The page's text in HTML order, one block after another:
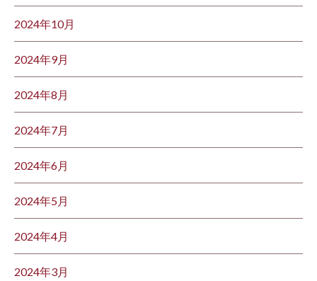
2024年10月
2024年9月
2024年8月
2024年7月
2024年6月
2024年5月
2024年4月
2024年3月